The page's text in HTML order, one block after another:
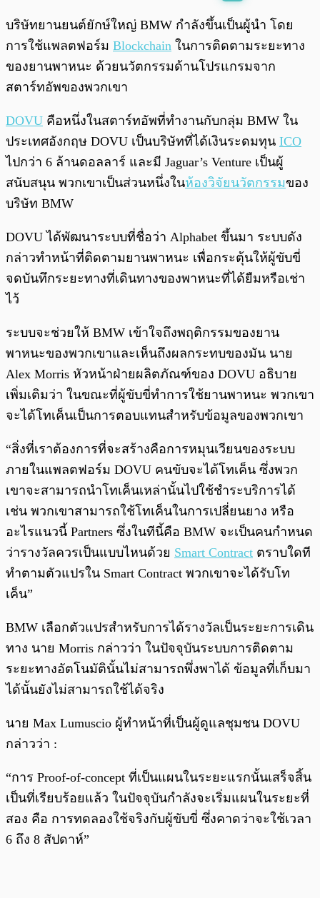
0:00/0:00
บริษัทยานยนต์ยักษ์ใหญ่ BMW กำลังขึ้นเป็นผู้นำ โดย
การใช้แพลตฟอร์ม Blockchain ในการติดตามระยะทาง
ของยานพาหนะ ด้วยนวัตกรรมด้านโปรแกรมจาก
สตาร์ทอัพของพวกเขา
DOVU คือหนึ่งในสตาร์ทอัพที่ทำงานกับกลุ่ม BMW ใน
ประเทศอังกฤษ DOVU เป็นบริษัทที่ได้เงินระดมทุน ICO
ไปกว่า 6 ล้านดอลลาร์ และมี Jaguar’s Venture เป็นผู้
สนับสนุน พวกเขาเป็นส่วนหนึ่งในห้องวิจัยนวัตกรรมของ
บริษัท BMW
DOVU ได้พัฒนาระบบที่ชื่อว่า Alphabet ขึ้นมา ระบบดัง
กล่าวทำหน้าที่ติดตามยานพาหนะ เพื่อกระตุ้นให้ผู้ขับขี่
จดบันทึกระยะทางที่เดินทางของพาหนะที่ได้ยืมหรือเช่า
ไว้
ระบบจะช่วยให้ BMW เข้าใจถึงพฤติกรรมของยาน
พาหนะของพวกเขาและเห็นถึงผลกระทบของมัน นาย
Alex Morris หัวหน้าฝ่ายผลิตภัณฑ์ของ DOVU อธิบาย
เพิ่มเติมว่า ในขณะที่ผู้ขับขี่ทำการใช้ยานพาหนะ พวกเขา
จะได้โทเค็นเป็นการตอบแทนสำหรับข้อมูลของพวกเขา
“สิ่งที่เราต้องการที่จะสร้างคือการหมุนเวียนของระบบ
ภายในแพลตฟอร์ม DOVU คนขับจะได้โทเค็น ซึ่งพวก
เขาจะสามารถนำโทเค็นเหล่านั้นไปใช้ชำระบริการได้
เช่น พวกเขาสามารถใช้โทเค็นในการเปลี่ยนยาง หรือ
อะไรแนวนี้ Partners ซึ่งในทีนี้คือ BMW จะเป็นคนกำหนด
ว่ารางวัลควรเป็นแบบไหนด้วย Smart Contract ตราบใดที
ทำตามตัวแปรใน Smart Contract พวกเขาจะได้รับโท
เค็น”
BMW เลือกตัวแปรสำหรับการได้รางวัลเป็นระยะการเดิน
ทาง นาย Morris กล่าวว่า ในปัจจุบันระบบการติดตาม
ระยะทางอัตโนมัตินั้นไม่สามารถพึ่งพาได้ ข้อมูลที่เก็บมา
ได้นั้นยังไม่สามารถใช้ได้จริง
นาย Max Lumuscio ผู้ทำหน้าที่เป็นผู้ดูแลชุมชน DOVU
กล่าวว่า :
“การ Proof-of-concept ที่เป็นแผนในระยะแรกนั้นเสร็จสิ้น
เป็นที่เรียบร้อยแล้ว ในปัจจุบันกำลังจะเริ่มแผนในระยะที่
สอง คือ การทดลองใช้จริงกับผู้ขับขี่ ซึ่งคาดว่าจะใช้เวลา
6 ถึง 8 สัปดาห์”